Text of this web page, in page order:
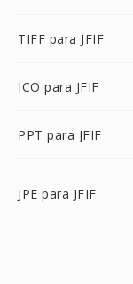
TIFF para JFIF
ICO para JFIF
PPT para JFIF
JPE para JFIF